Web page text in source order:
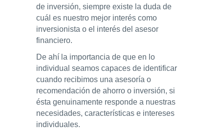
de inversión, siempre existe la duda de
cuál es nuestro mejor interés como
inversionista o el interés del asesor
financiero.
De ahí la importancia de que en lo
individual seamos capaces de identificar
cuando recibimos una asesoría o
recomendación de ahorro o inversión, si
ésta genuinamente responde a nuestras
necesidades, características e intereses
individuales.